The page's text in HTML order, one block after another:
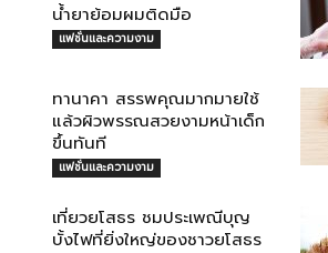
น้ำยาย้อมผมติดมือ
แฟชั่นและความงาม
ทานาคา สรรพคุณมากมายใช้
แล้วผิวพรรณสวยงามหน้าเด็ก
ขึ้นทันที
แฟชั่นและความงาม
เที่ยวยโสธร ชมประเพณีบุญ
บั้งไฟที่ยิ่งใหญ่ของชาวยโสธร